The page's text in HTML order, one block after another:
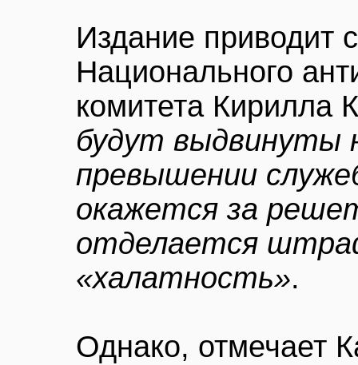
Издание приводит
Национального
комитета Кирилла
будут выдвинуты
превышении
окажется за
отделается
«халатность».
Однако, отмечает